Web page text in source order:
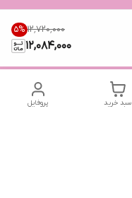
۱۲٬۷۲۰٬۰۰۰ 5%
12,084,000
پروفایل سبد خرید